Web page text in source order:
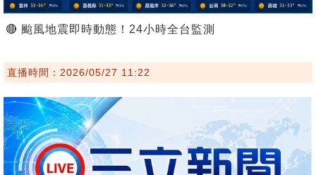
🔴 颱風地震即時動態！24小時全台監測
直播時間：2026/05/27 11:22